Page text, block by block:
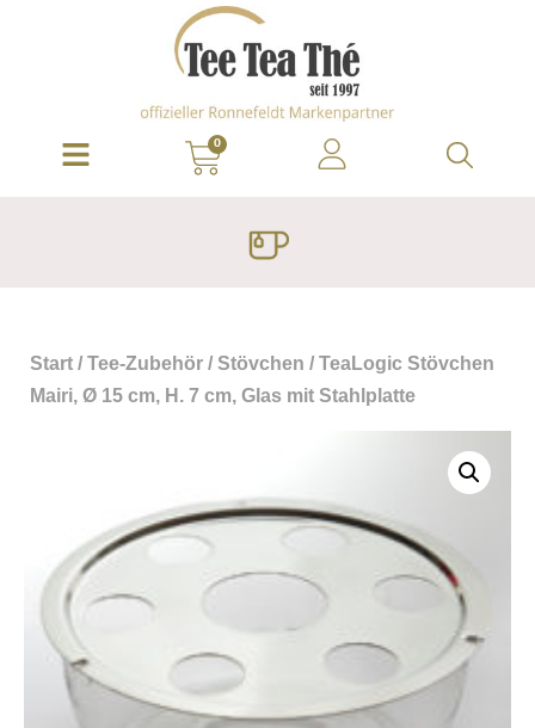
0
Start / Tee-Zubehör / Stövchen / TeaLogic Stövchen
Mairi, Ø 15 cm, H. 7 cm, Glas mit Stahlplatte